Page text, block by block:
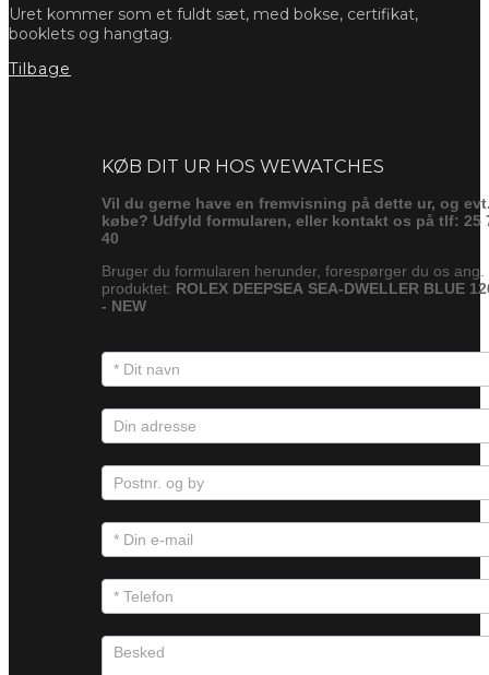
Uret kommer som et fuldt sæt, med bokse, certifikat,
booklets og hangtag.
Tilbage
KØB DIT UR HOS WEWATCHES
Vil du gerne have en fremvisning på dette ur, og
købe? Udfyld formularen, eller kontakt os på tlf: 25
40
Bruger du formularen herunder, forespørger du os ang.
produktet: ROLEX DEEPSEA SEA-DWELLER BLUE
- NEW